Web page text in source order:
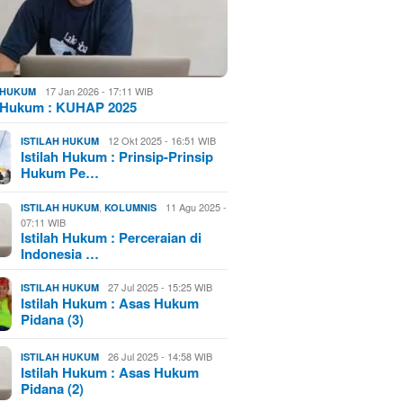
17 Jan 2026 - 17:11 WIB
: KUHAP 2025
ISTILAH HUKUM 12 Okt 2025 - 16:51 WIB
Istilah Hukum : Prinsip-Prinsip
Hukum Pe…
ISTILAH HUKUM ,KOLUMNIS
11 Agu 2025 -
07:11 WIB
Istilah Hukum : Perceraian di
Indonesia …
ISTILAH HUKUM 27 Jul 2025 - 15:25 WIB
Istilah Hukum : Asas Hukum
Pidana (3)
ISTILAH HUKUM 26 Jul 2025 - 14:58 WIB
Istilah Hukum : Asas Hukum
Pidana (2)